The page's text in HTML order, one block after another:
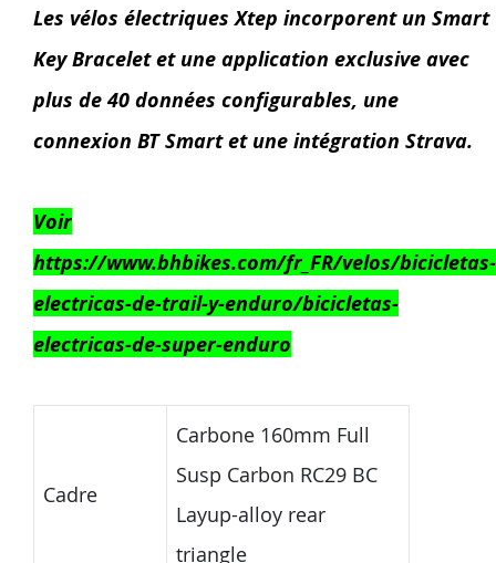
Les vélos électriques Xtep incorporent un Smart
Key Bracelet et une application exclusive avec
plus de 40 données configurables, une
connexion BT Smart et une intégration Strava.
Voir
https://www.bhbikes.com/fr_FR/velos/bicicletas-
electricas-de-trail-y-enduro/bicicletas-
electricas-de-super-enduro
Cadre
Carbone 160mm Full
Susp Carbon RC29 BC
Layup-alloy rear
triangle